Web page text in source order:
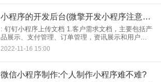
小程序的开发后台(微擎开发小程序注意事项)
: 钉钉小程序上传文档 1.客户需求文档，主要包括产
品展示、支付管理、订单管理，资讯展示和用户中
心。 2.后端需求文档主要包括：用户管理、产品管
理、订单管理、财务管理，信息管理、操作员管理
2022-11-16 15:00
微信小程序制作:个人制作小程序难不难?